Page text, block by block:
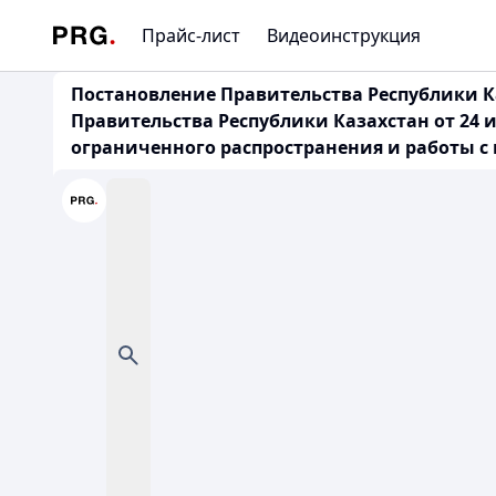
Прайс-лист Видеоинструкция
Постановление Правительства Республики
Правительства Республики Казахстан от
ограниченного распространения и работы с